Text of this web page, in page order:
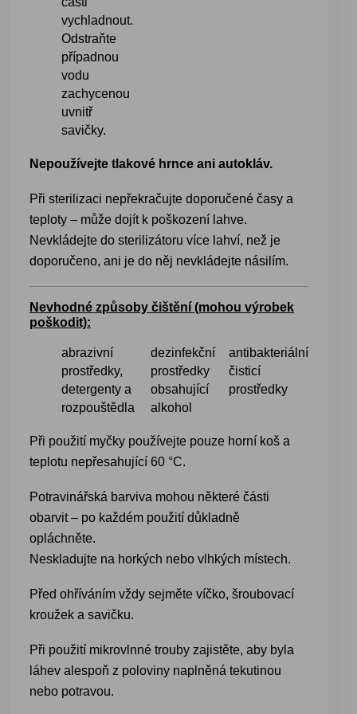
vychladnout.
Odstraňte
případnou
vodu
zachycenou
uvnitř
savičky.
Nepoužívejte tlakové hrnce ani autokláv.
Při sterilizaci nepřekračujte doporučené časy a
teploty – může dojít k poškození lahve.
Nevkládejte do sterilizátoru více lahví, než je
doporučeno, ani je do něj nevkládejte násilím.
Nevhodné způsoby čištění (mohou výrobek
poškodit):
abrazivní
prostředky,
detergenty a
rozpouštědla
dezinfekční
prostředky
obsahující
alkohol
antibakteriální
čisticí
prostředky
Při použití myčky používejte pouze horní koš a
teplotu nepřesahující 60 °C.
Potravinářská barviva mohou některé části
obarvit – po každém použití důkladně
opláchněte.
Neskladujte na horkých nebo vlhkých místech.
Před ohříváním vždy sejměte víčko, šroubovací
kroužek a savičku.
Při použití mikrovlnné trouby zajistěte, aby byla
láhev alespoň z poloviny naplněná tekutinou
nebo potravou.